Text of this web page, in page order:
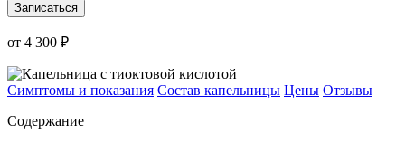
Записаться
от 4 300 ₽
Симптомы и показания Состав капельницы Цены Отзывы
Содержание